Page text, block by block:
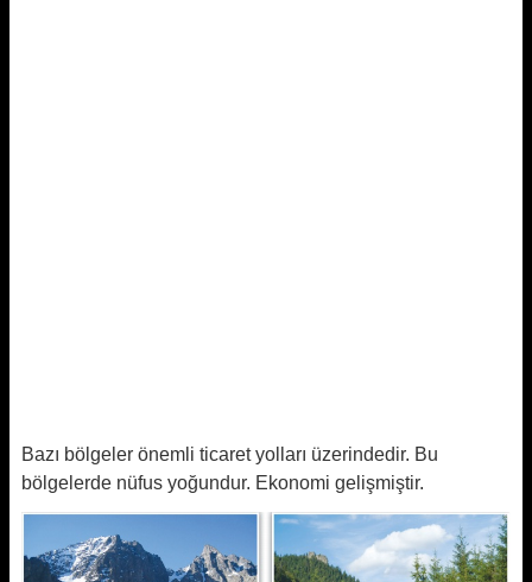
Bazı bölgeler önemli ticaret yolları üzerindedir. Bu
bölgelerde nüfus yoğundur. Ekonomi gelişmiştir.